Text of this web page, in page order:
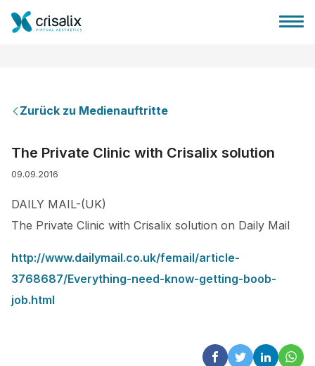
Pläne
Bewertungen von Patienten
Zurück zu Medienauftritte
The Private Clinic with Crisalix solution
09.09.2016
DAILY MAIL-(UK)
The Private Clinic with Crisalix solution on Daily Mail
http://www.dailymail.co.uk/femail/article-
3768687/Everything-need-know-getting-boob-
job.html